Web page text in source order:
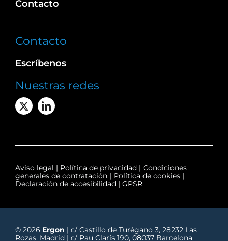
Contacto
Contacto
Escríbenos
Nuestras redes
Aviso legal | Política de privacidad | Condiciones
generales de contratación| Política de cookies|
Declaración de accesibilidad| GPSR
© 2026 Ergon | c/ Castillo de Turégano 3, 28232 Las
Rozas. Madrid | c/ Pau Clarís 190, 08037 Barcelona